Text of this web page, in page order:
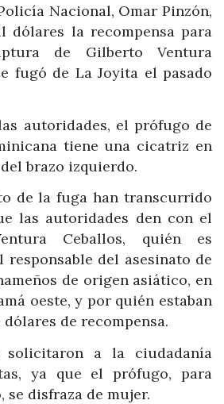
Nacional, Omar Pinzón,
dólares la recompensa para
de Gilberto Ventura
fugó de La Joyita el pasado
autoridades, el prófugo de
tiene una cicatriz en
brazo izquierdo.
de la fuga han transcurrido
las autoridades den con el
Ceballos, quién es
responsable del asesinato de
de origen asiático, en
oeste, y por quién estaban
de recompensa.
solicitaron a la ciudadanía
ya que el prófugo, para
se disfraza de mujer.